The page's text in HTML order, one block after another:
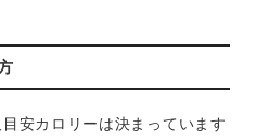
安カロリーは決まっています